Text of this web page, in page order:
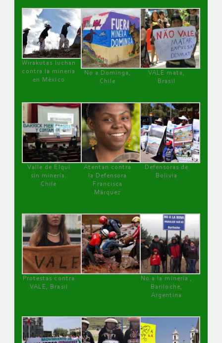
Wirakutas luchan
contra la minería
en México
No a Dominga,
Chile
VALE mata,
Brasil
Valle de Elqui
sin minería.
Chile
Atentan contra
la Defensora
Francisca
Márquez
Defensoras de
Bolivia
Protestas contra
VALE, Brasil
No a la minería ,
Bariloche,
Argentina